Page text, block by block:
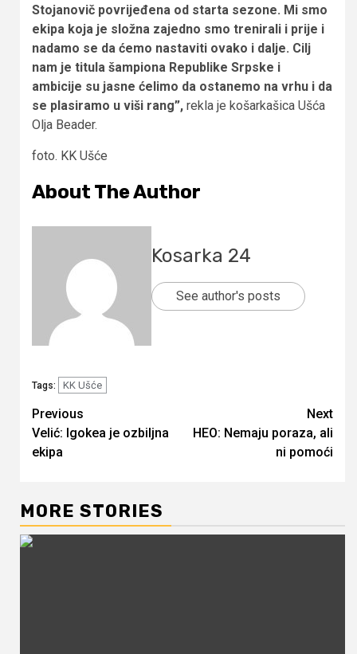
Stojanovič povrijeđena od starta sezone. Mi smo
ekipa koja je složna zajedno smo trenirali i prije i
nadamo se da ćemo nastaviti ovako i dalje. Cilj
nam je titula šampiona Republike Srpske i
ambicije su jasne ćelimo da ostanemo na vrhu i da
se plasiramo u viši rang”, rekla je košarkašica Ušća
Olja Beader.
foto. KK Ušće
About The Author
Kosarka 24
See author's posts
Tags: KK Ušće
Continue
Reading
Previous
Velić: Igokea je ozbiljna
ekipa
Next
HEO: Nemaju poraza, ali
ni pomoći
MORE STORIES